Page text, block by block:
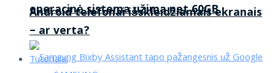
operacinė sistema užima net 60GB
Android telefonai išskleidžiamais ekranais
– ar verta?
Tutorialai